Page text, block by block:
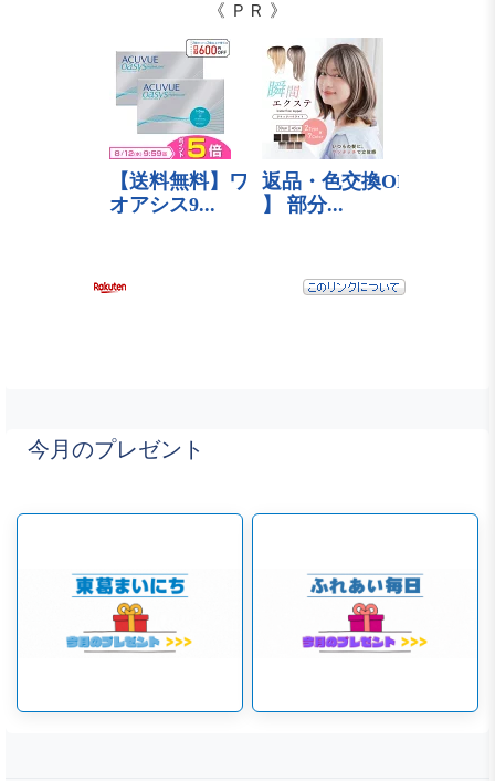
《 ＰＲ 》
今月のプレゼント